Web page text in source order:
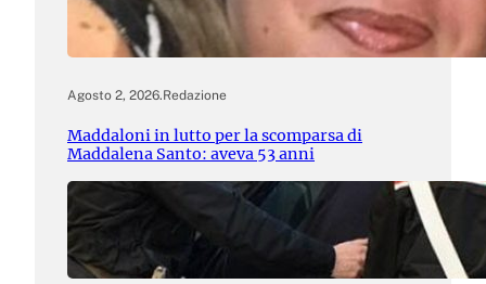
Agosto 2, 2026.Redazione
Maddaloni in lutto per la scomparsa di
Maddalena Santo: aveva 53 anni